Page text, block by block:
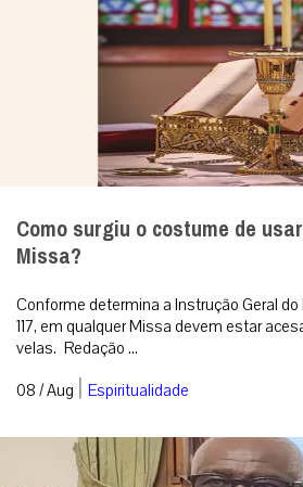
Como surgiu o costume de
Missa?
Conforme determina a Instrução Geral
117, em qualquer Missa devem estar
velas. Redação ...
08 / Aug | Espiritualidade